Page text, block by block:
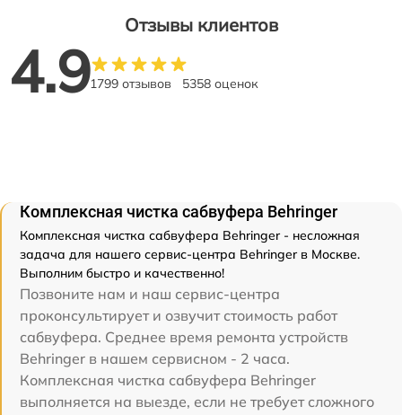
Отзывы клиентов
4.91799 отзывов 5358 оценок
Комплексная чистка сабвуфера Behringer
Комплексная чистка сабвуфера Behringer - несложная
задача для нашего сервис-центра Behringer в Москве.
Выполним быстро и качественно!
Позвоните нам и наш сервис-центра
проконсультирует и озвучит стоимость работ
сабвуфера. Среднее время ремонта устройств
Behringer в нашем сервисном - 2 часа.
Комплексная чистка сабвуфера Behringer
выполняется на выезде, если не требует сложного